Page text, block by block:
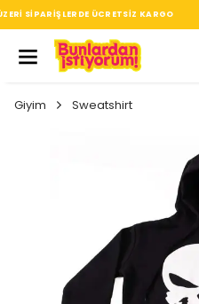
SEÇTIĞIN HER ÜRÜN,
Giyim Sweatshirt